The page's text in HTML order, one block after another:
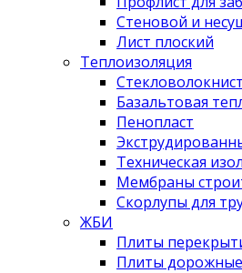
Стеновой и
Лист плоский
Теплоизоляция
Базальтовая
Пенопласт
Техническая
Мембраны
Скорлупы для
ЖБИ
Плиты
Плиты дорожные